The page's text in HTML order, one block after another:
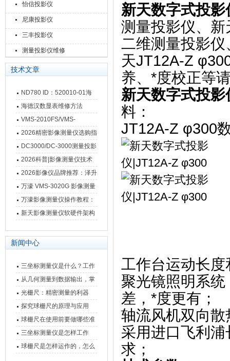
怡信投影仪
尼康投影仪
三丰投影仪
测量投影仪维修
技术文章
ND780 ID：520010-01海
德汉数显表故障维修内容
海德汉数显表维修方法
VMS-2010FS/VMS-
3020FS/VMS-4030FS手动
影像测量仪技术参数
2026精密影像测量仪选购指
南 靠谱品牌一站式选型推荐
DC3000/DC-3000测量投影
仪万濠数据处理器数显表故
障维修方法
2026科普|影像测量仪技术
原理、分类及选型应用
2026影像仪品牌推荐：泽升
影像测量仪选型指南
万濠 VMS-3020G 影像测量
仪技术规格与应用解析
万濠影像测量仪操作教程：
从开机到出报告，新手也能
新天影像测量仪软硬件架构
新闻中心
三坐标测量仪是什么？工作
原理、分类与核心功能一次
讲清
从几何测量到数据输出，掌
握万濠影像测量仪的六大核
心能力
光栅尺：精密测量的利器
探究球栅尺的原理与应用
球栅尺在使用前要做哪些准
备工作？
三坐标测量仪是怎样工作
的，功能有什么优势？
球栅尺是怎样运作的，怎么
新天数字式投
测量投影仪、
二维测量投影
天JT12A-Z
养、*度校正等
新天数字式投
料：
JT12A-Z φ300
工作台运动长
聚光镜照明系
差，*度更有；
轴流风机双向
采用进口飞利
求；